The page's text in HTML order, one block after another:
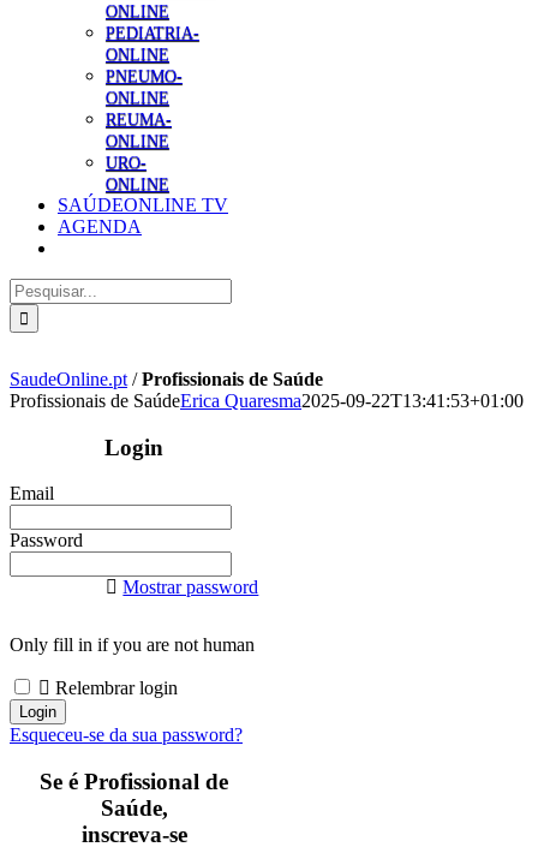
ONLINE
PEDIATRIA-
ONLINE
PNEUMO-
ONLINE
REUMA-
ONLINE
URO-
ONLINE
SAÚDEONLINE TV
AGENDA
Pesquisar
SaudeOnline.pt /Profissionais de Saúde
Profissionais de SaúdeErica Quaresma2025-09-22T13:41:53+01:00
Login
Email
Password
Mostrar password
Only fill in if you are not human
Relembrar login
Esqueceu-se da sua password?
Se é Profissional de
Saúde,
inscreva-se